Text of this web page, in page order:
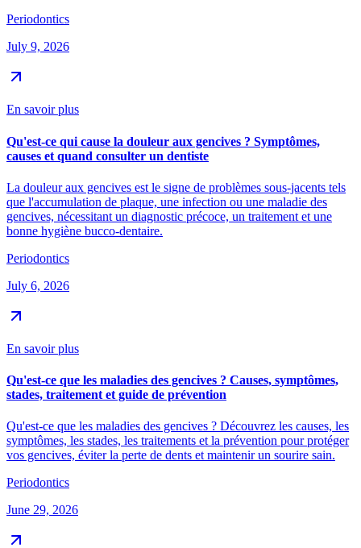
Periodontics
July 9, 2026
En savoir plus
Qu'est-ce qui cause la douleur aux gencives ? Symptômes,
causes et quand consulter un dentiste
La douleur aux gencives est le signe de problèmes sous-jacents tels
que l'accumulation de plaque, une infection ou une maladie des
gencives, nécessitant un diagnostic précoce, un traitement et une
bonne hygiène bucco-dentaire.
Periodontics
July 6, 2026
En savoir plus
Qu'est-ce que les maladies des gencives ? Causes, symptômes,
stades, traitement et guide de prévention
Qu'est-ce que les maladies des gencives ? Découvrez les causes, les
symptômes, les stades, les traitements et la prévention pour protéger
vos gencives, éviter la perte de dents et maintenir un sourire sain.
Periodontics
June 29, 2026